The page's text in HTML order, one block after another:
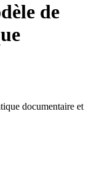
de
documentaire et